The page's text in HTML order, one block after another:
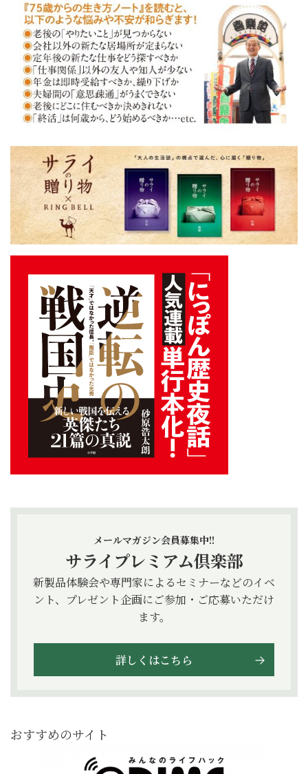
メールマガジン会員募集中!!
サライプレミアム倶楽部
新製品体験会や専門家によるセミナーなどのイベ
ント、プレゼント企画にご参加・ご応募いただけ
ます。
詳しくはこちら
おすすめのサイト